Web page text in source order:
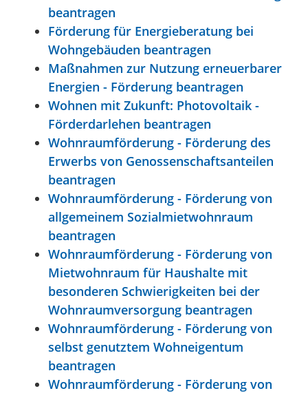
beantragen
Förderung für Energieberatung bei
Wohngebäuden beantragen
Maßnahmen zur Nutzung erneuerbarer
Energien - Förderung beantragen
Wohnen mit Zukunft: Photovoltaik -
Förderdarlehen beantragen
Wohnraumförderung - Förderung des
Erwerbs von Genossenschaftsanteilen
beantragen
Wohnraumförderung - Förderung von
allgemeinem Sozialmietwohnraum
beantragen
Wohnraumförderung - Förderung von
Mietwohnraum für Haushalte mit
besonderen Schwierigkeiten bei der
Wohnraumversorgung beantragen
Wohnraumförderung - Förderung von
selbst genutztem Wohneigentum
beantragen
Wohnraumförderung - Förderung von